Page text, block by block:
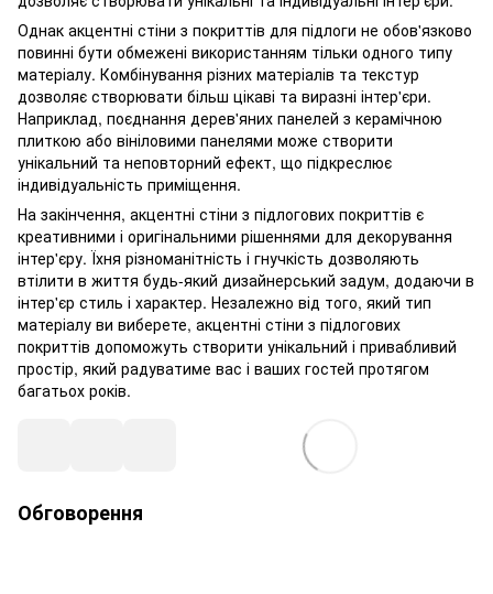
Однак акцентні стіни з покриттів для підлоги не обов'язково
повинні бути обмежені використанням тільки одного типу
матеріалу. Комбінування різних матеріалів та текстур
дозволяє створювати більш цікаві та виразні інтер'єри.
Наприклад, поєднання дерев'яних панелей з керамічною
плиткою або вініловими панелями може створити
унікальний та неповторний ефект, що підкреслює
індивідуальність приміщення.
На закінчення, акцентні стіни з підлогових покриттів є
креативними і оригінальними рішеннями для декорування
інтер'єру. Їхня різноманітність і гнучкість дозволяють
втілити в життя будь-який дизайнерський задум, додаючи в
інтер'єр стиль і характер. Незалежно від того, який тип
матеріалу ви виберете, акцентні стіни з підлогових
покриттів допоможуть створити унікальний і привабливий
простір, який радуватиме вас і ваших гостей протягом
багатьох років.
Обговорення